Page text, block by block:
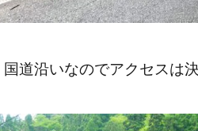
道沿いなのでアクセスは